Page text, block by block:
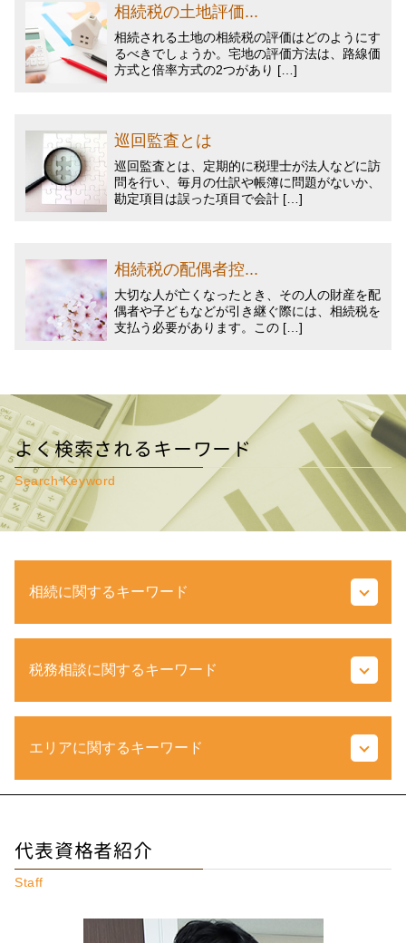
相続税の土地評価...
相続される土地の相続税の評価はどのようにす
るべきでしょうか。宅地の評価方法は、路線価
方式と倍率方式の2つがあり […]
巡回監査とは
巡回監査とは、定期的に税理士が法人などに訪
問を行い、毎月の仕訳や帳簿に問題がないか、
勘定項目は誤った項目で会計 […]
相続税の配偶者控...
大切な人が亡くなったとき、その人の財産を配
偶者や子どもなどが引き継ぐ際には、相続税を
支払う必要があります。この […]
よく検索されるキーワード
Search Keyword
相続に関するキーワード
小規模宅地等の特例 わかりやすく
土地 購入 税金
死亡保険金 相続税
相続 兄弟
登録 免許税 計算
不動産取得税 とは
税務相談に関するキーワード
源泉所得税 とは
税務 相談 とは
訂正申告 とは
法人事業税 とは
エリアに関するキーワード
税務相談 多摩市 税理士
不動産相続 東京都 相談
税務相談 神奈川県 税理士
代表資格者紹介
Staff